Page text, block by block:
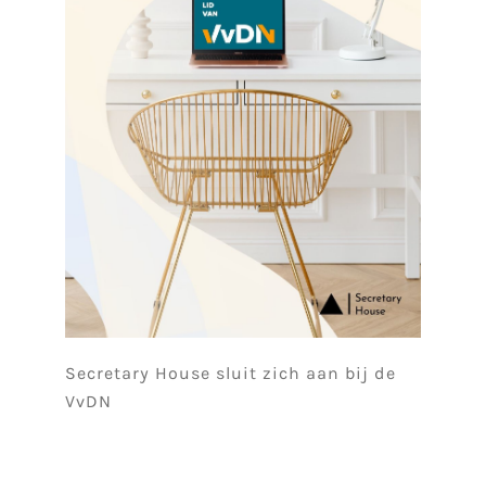
Secretary House sluit zich aan bij de
VvDN